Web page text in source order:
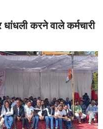
करने वाले कर्मचारी